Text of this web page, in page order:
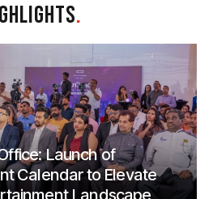
.
Launch of
Calendar to Elevate
Landscape